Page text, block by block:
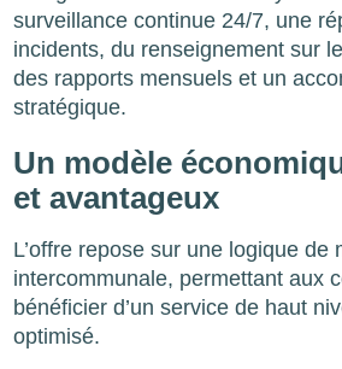
surveillance continue 24/7, une
incidents, du renseignement sur
des rapports mensuels et un
stratégique.
Un modèle
et avantageux
L’offre repose sur une logique de
intercommunale, permettant aux
bénéficier d’un service de haut
optimisé.